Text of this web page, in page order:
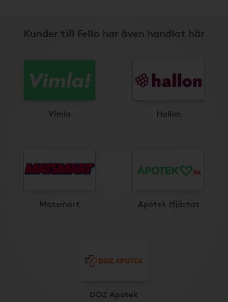
Kunder till Fello har även handlat här
Vimla Hallon
Matsmart Apotek Hjärtat
DOZ Apotek